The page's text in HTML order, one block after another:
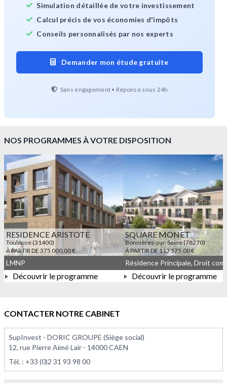
Simulation détaillée de votre investissement
Calcul précis de vos économies d'impôts
Conseils personnalisés par nos experts
Demander mon étude gratuite
Sans engagement • Réponse sous 24h
NOS PROGRAMMES À VOTRE DISPOSITION
RESIDENCE ARISTOTE
Toulouse (31400)
À PARTIR DE 375 000,00 €
À PARTIR DE 375 000,00 €
LMNP
Découvrir le programme
SQUARE MONET
Bonnières-sur-Seine (78270)
À PARTIR DE 113 575,00 €
Découvrir le programme
CONTACTER NOTRE CABINET
SupInvest - DORIC GROUPE (Siège social)
12, rue Pierre Aimé Lair - 14000 CAEN
Tél. : +33 (0)2 31 93 98 00